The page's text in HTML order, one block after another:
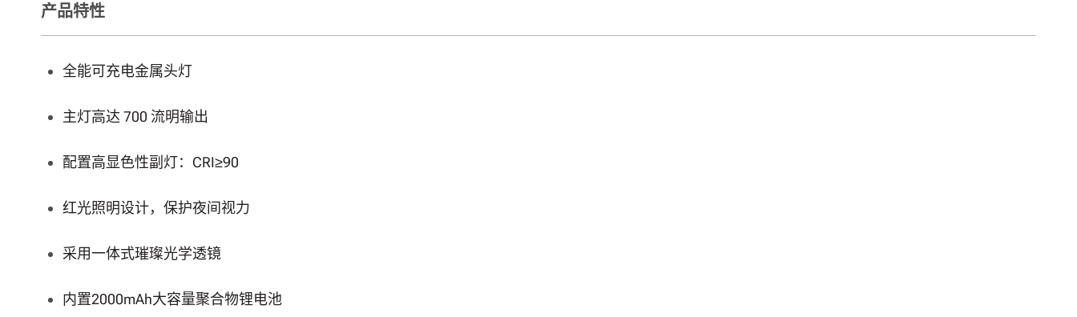
产品特性
全能可充电金属头灯
主灯高达 700 流明输出
配置高显色性副灯：CRI≥90
红光照明设计，保护夜间视力
采用一体式璀璨光学透镜
内置2000mAh大容量聚合物锂电池